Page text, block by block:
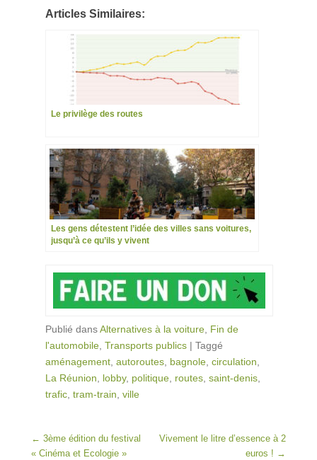
Articles Similaires:
Le privilège des routes
Les gens détestent l’idée des villes sans voitures,
jusqu’à ce qu’ils y vivent
Publié dansAlternatives à la voiture, Fin de
l'automobile, Transports publics | Taggé
aménagement, autoroutes, bagnole, circulation,
La Réunion, lobby, politique, routes, saint-denis,
trafic, tram-train, ville
Post navigation
← 3ème édition du festival
« Cinéma et Ecologie »
Vivement le litre d’essence à 2
euros ! →